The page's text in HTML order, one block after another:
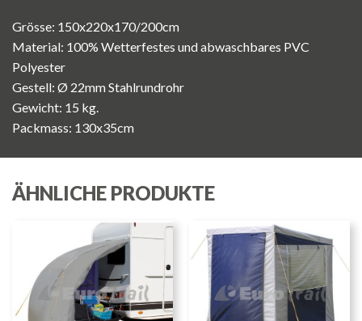
Grösse: 150x220x170/200cm
Material: 100% Wetterfestes und abwaschbares PVC
Polyester
Gestell: Ø 22mm Stahlrundrohr
Gewicht: 15 kg.
Packmass: 130x35cm
ÄHNLICHE PRODUKTE